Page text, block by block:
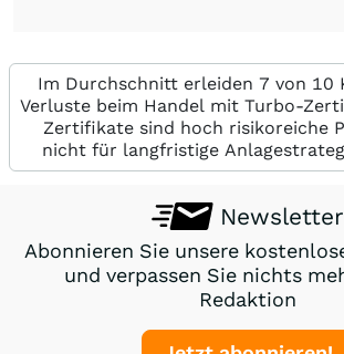
Im Durchschnitt erleiden 7 von 10
Verluste beim Handel mit Turbo-
Zertifikate sind hoch risikoreiche
nicht für langfristige
Newsletter
Abonnieren Sie unsere
und verpassen Sie nichts
Redaktion